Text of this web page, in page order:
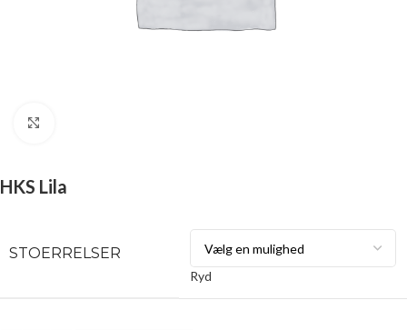
HKS Lila
STOERRELSER
Ryd